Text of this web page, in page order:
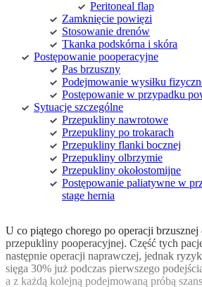
Peritoneal flap
Zamknięcie powięzi
Stosowanie drenów
Tkanka podskórna i skóra
Postępowanie pooperacyjne
Pas brzuszny
Podejmowanie wysiłku
Postępowanie w przypadku
Sytuacje szczególne
Przepukliny nawrotowe
Przepukliny po trokarach
Przepukliny flanki bocznej
Przepukliny olbrzymie
Przepukliny okołostomijne
Postępowanie paliatywne w
stage hernia
U co piątego chorego po operacji
przepukliny pooperacyjnej. Część tych
następnie operacji naprawczej, jednak
sięga 30% już podczas pierwszego
a z każdą kolejną podejmowaną próbą